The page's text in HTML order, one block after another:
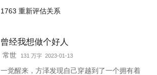
世怎样才能活下去？答：首先要狠！【非重
1763 重新评估关系
曾经我想做个好人
常世 131 万字 2023-01-13
一觉醒来，方泽发现自己穿越到了一个拥有着